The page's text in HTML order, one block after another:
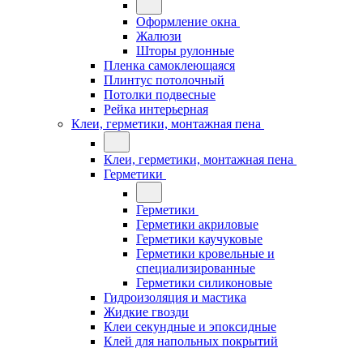
Оформление окна
Жалюзи
Шторы рулонные
Пленка самоклеющаяся
Плинтус потолочный
Потолки подвесные
Рейка интерьерная
Клеи, герметики, монтажная пена
Клеи, герметики, монтажная пена
Герметики
Герметики
Герметики акриловые
Герметики каучуковые
Герметики кровельные и
специализированные
Герметики силиконовые
Гидроизоляция и мастика
Жидкие гвозди
Клеи секундные и эпоксидные
Клей для напольных покрытий